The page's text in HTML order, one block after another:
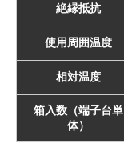
絶縁抵抗
使用周囲温度
相対温度
箱入数（端子台単
体）